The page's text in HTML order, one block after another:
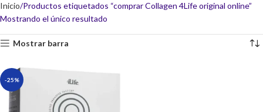
Inicio Productos etiquetados “comprar Collagen 4Life original online”
Mostrando el único resultado
Mostrar barra
-25%